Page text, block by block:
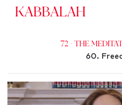
Kabbalah
72 - The
60.